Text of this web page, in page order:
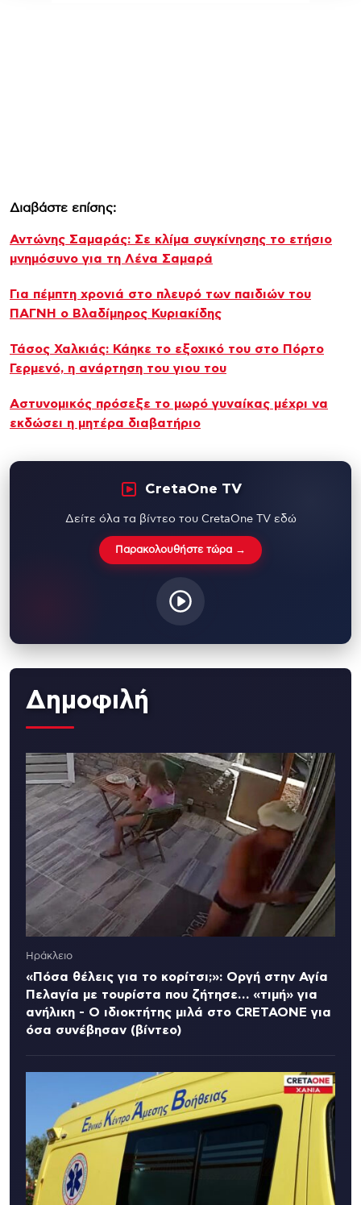
Διαβάστε επίσης:
Αντώνης Σαμαράς: Σε κλίμα συγκίνησης το ετήσιο
μνημόσυνο για τη Λένα Σαμαρά
Για πέμπτη χρονιά στο πλευρό των παιδιών του
ΠΑΓΝΗ ο Βλαδίμηρος Κυριακίδης
Τάσος Χαλκιάς: Κάηκε το εξοχικό του στο Πόρτο
Γερμενό, η ανάρτηση του γιου του
Αστυνομικός πρόσεξε το μωρό γυναίκας μέχρι να
εκδώσει η μητέρα διαβατήριο
CretaOne TV
Δείτε όλα τα βίντεο του CretaOne TV εδώ
Παρακολουθήστε τώρα →
Δημοφιλή
Ηράκλειο
«Πόσα θέλεις για το κορίτσι;»: Οργή στην Αγία
Πελαγία με τουρίστα που ζήτησε… «τιμή» για
ανήλικη - Ο ιδιοκτήτης μιλά στο CRETAONE για
όσα συνέβησαν (βίντεο)